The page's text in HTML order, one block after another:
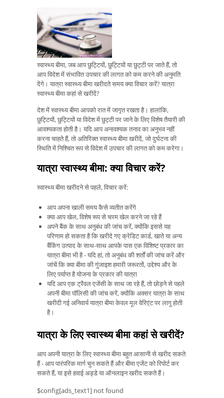
स्वास्थ्य बीमा, जब आप छुट्टियों, छुट्टियों या छुट्टी पर जाते हैं, तो
आप विदेश में संभावित उपचार की लागत को कम करने की अनुमति
देंगे। यात्रा स्वास्थ्य बीमा खरीदते समय क्या विचार करें? यात्रा
स्वास्थ्य बीमा कहां से खरीदें?
देश में स्वास्थ्य बीमा आपको रात में जागृत रखता है। हालांकि,
छुट्टियों, छुट्टियों या विदेश में छुट्टी पर जाने के लिए विशेष तैयारी की
आवश्यकता होती है। यदि आप अनावश्यक तनाव का अनुभव नहीं
करना चाहते हैं, तो अतिरिक्त स्वास्थ्य बीमा खरीदें, जो दुर्घटना की
स्थिति में निश्चित रूप से विदेश में उपचार की लागत को कम करेगा।
यात्रा स्वास्थ्य बीमा: क्या विचार करें?
स्वास्थ्य बीमा खरीदने से पहले, विचार करें:
आप अपना खाली समय कैसे व्यतीत करेंगे
क्या आप खेल, विशेष रूप से चरम खेल करने जा रहे हैं
अपने बैंक के साथ अनुबंध की जांच करें, क्योंकि इससे यह
परिणाम हो सकता है कि खरीदे गए क्रेडिट कार्ड, खाते या अन्य
बैंकिंग उत्पाद के साथ-साथ आपके पास एक विशिष्ट प्रकार का
यात्रा बीमा भी है - यदि हां, तो अनुबंध की शर्तों की जांच करें और
जांचें कि क्या बीमा की गुंजाइश हमारी जरूरतों, उद्देश्य और के
लिए पर्याप्त है योजना के प्रकार की यात्रा
यदि आप एक ट्रैवल एजेंसी के साथ जा रहे हैं, तो छोड़ने से पहले
अपनी बीमा पॉलिसी की जांच करें, क्योंकि अक्सर यात्रा के साथ
खरीदी गई अनिवार्य यात्रा बीमा केवल मूल वेरिएंट पर लागू होती
है।
यात्रा के लिए स्वास्थ्य बीमा कहां से खरीदें?
आप अपनी यात्रा के लिए स्वास्थ्य बीमा बहुत आसानी से खरीद सकते
हैं - आप पारंपरिक मार्ग चुन सकते हैं और बीमा एजेंट को रिपोर्ट कर
सकते हैं, या इसे हवाई अड्डे या ऑनलाइन खरीद सकते हैं।
$config[ads_text1] not found